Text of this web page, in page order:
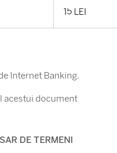
15 LEI
Internet Banking.
acestui document
DE TERMENI